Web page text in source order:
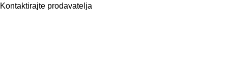
Kontaktirajte prodavatelja